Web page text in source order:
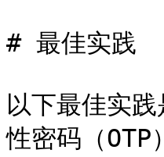
# 最佳实践
以下最佳实
性密码（